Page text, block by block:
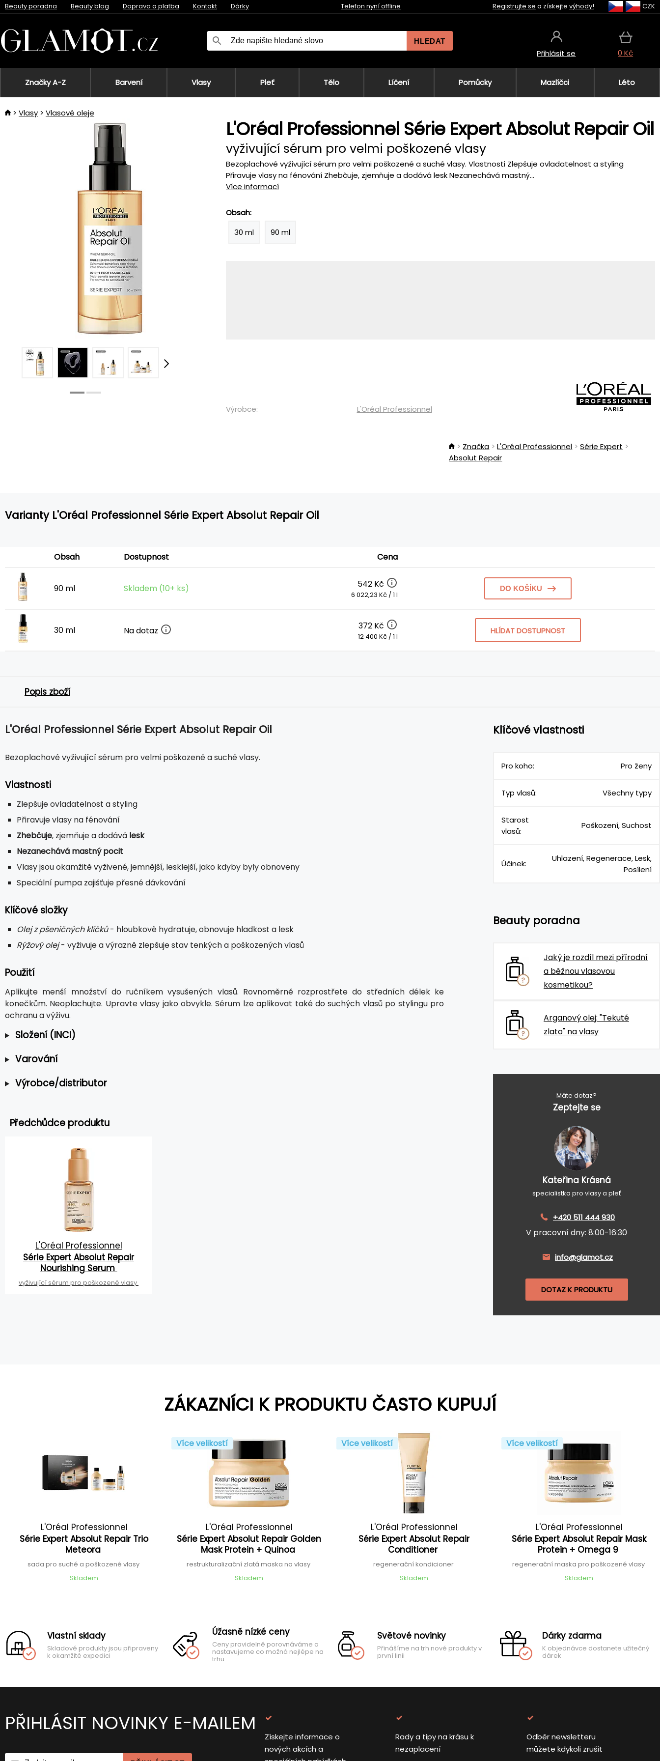
Beauty poradna Beauty blog Doprava a platba Kontakt Dárky Telefon nyní offline Registrujte se a získejte výhody! CZK
HLEDAT
Přihlásit se 0 Kč
Značky A-Z Barvení Vlasy Pleť Tělo Líčení Pomůcky Mazlíčci Léto
Vlasy Vlasové oleje
L'Oréal Professionnel Série Expert Absolut Repair Oil
vyživující sérum pro velmi poškozené vlasy
Bezoplachové vyživující sérum pro velmi poškozené a suché vlasy. Vlastnosti Zlepšuje ovladatelnost a styling
Přiravuje vlasy na fénování Zhebčuje, zjemňuje a dodává lesk Nezanechává mastný...
Více informací
Obsah:
30 ml
90 ml
Výrobce: L'Oréal Professionnel
Značka L'Oréal Professionnel
Série Expert
Absolut Repair
Varianty L'Oréal Professionnel Série Expert Absolut Repair Oil
Obsah Dostupnost Cena
90 ml Skladem (10+ ks) 542 Kč
6 022,23 Kč / 1 l
DO KOŠÍKU
30 ml Na dotaz 372 Kč
12 400 Kč / 1 l
HLÍDAT DOSTUPNOST
Popis zboží
L'Oréal Professionnel Série Expert Absolut Repair Oil
Bezoplachové vyživující sérum pro velmi poškozené a suché vlasy.
Vlastnosti
Zlepšuje ovladatelnost a styling
Přiravuje vlasy na fénování
Zhebčuje, zjemňuje a dodává lesk
Nezanechává mastný pocit
Vlasy jsou okamžitě vyživené, jemnější, lesklejší, jako kdyby byly obnoveny
Speciální pumpa zajišťuje přesné dávkování
Klíčové složky
Olej z pšeničných klíčků- hloubkově hydratuje, obnovuje hladkost a lesk
Rýžový olej- vyživuje a výrazně zlepšuje stav tenkých a poškozených vlasů
Použití
Aplikujte menší množství do ručníkem vysušených vlasů. Rovnoměrně rozprostřete do středních délek ke
konečkům. Neoplachujte. Upravte vlasy jako obvykle. Sérum lze aplikovat také do suchých vlasů po stylingu pro
ochranu a výživu.
Složení (INCI)
Varování
Výrobce/distributor
Předchůdce produktu
L'Oréal Professionnel
Série Expert Absolut Repair
Nourishing Serum
vyživující sérum pro poškozené vlasy
Klíčové vlastnosti
Pro koho: Pro ženy
Typ vlasů: Všechny typy
Starost
vlasů:
Poškození, Suchost
Účinek:
Uhlazení, Regenerace, Lesk,
Posílení
Beauty poradna
Jaký je rozdíl mezi přírodní
a běžnou vlasovou
kosmetikou?
Arganový olej: "Tekuté
zlato" na vlasy
Máte dotaz?
Zeptejte se
Kateřina Krásná
specialistka pro vlasy a pleť
+420 511 444 930
V pracovní dny: 8:00-16:30
info@glamot.cz
DOTAZ K PRODUKTU
ZÁKAZNÍCI K PRODUKTU ČASTO KUPUJÍ
L'Oréal Professionnel
Série Expert Absolut Repair Trio
Meteora
sada pro suché a poškozené vlasy
Skladem
Více velikostí
L'Oréal Professionnel
Série Expert Absolut Repair Golden
Mask Protein + Quinoa
restrukturalizační zlatá maska na vlasy
Skladem
Více velikostí
L'Oréal Professionnel
Série Expert Absolut Repair
Conditioner
regenerační kondicioner
Skladem
Více velikostí
L'Oréal Professionnel
Série Expert Absolut Repair Mask
Protein + Omega 9
regenerační maska pro poškozené vlasy
Skladem
Vlastní sklady
Skladové produkty jsou připraveny
k okamžité expedici
Úžasně nízké ceny
Ceny pravidelně porovnáváme a
nastavujeme co možná nejlépe na
trhu
Světové novinky
Přinášíme na trh nové produkty v
první linii
Dárky zdarma
K objednávce dostanete užitečný
dárek
PŘIHLÁSIT NOVINKY E-MAILEM
Získejte informace o
nových akcích a
Rady a tipy na krásu k
nezaplacení
Odběr newsletteru
můžete kdykoli zrušit